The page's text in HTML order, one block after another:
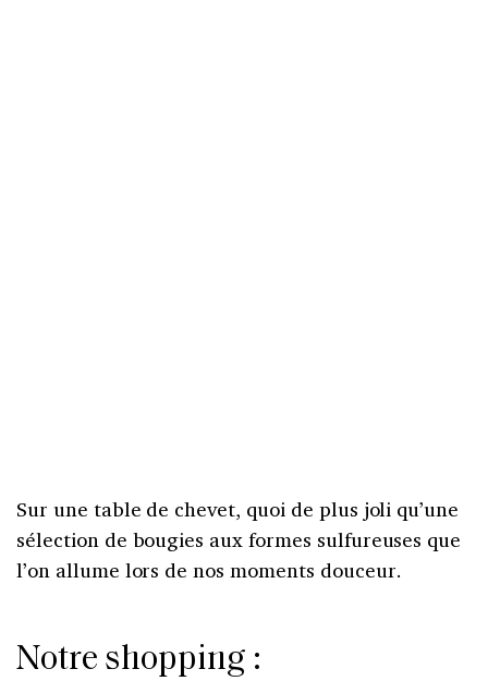
Sur une table de chevet, quoi de plus joli qu’une
sélection de bougies aux formes sulfureuses que
l’on allume lors de nos moments douceur.
Notre shopping :